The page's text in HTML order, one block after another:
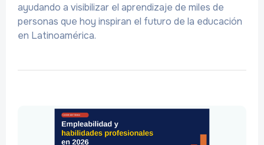
ayudando a visibilizar el aprendizaje de miles de
personas que hoy inspiran el futuro de la educación
en Latinoamérica.